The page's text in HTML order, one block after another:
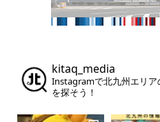
kitaq_media
Instagramで北九州エリア
を探そう！